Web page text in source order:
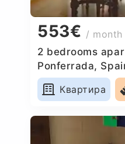
553€ / month
2 bedrooms
Ponferrada,
Квартира